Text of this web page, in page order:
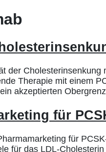
der
Therapie mit einem
akzeptierten
für
für
für das LDL-